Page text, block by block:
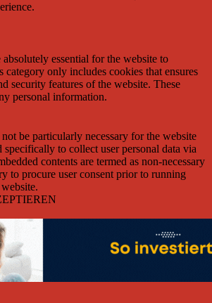
absolutely essential for the website to
only includes cookies that ensures
security features of the website. These
personal information.
be particularly necessary for the website
specifically to collect user personal data via
contents are termed as non-necessary
to procure user consent prior to running